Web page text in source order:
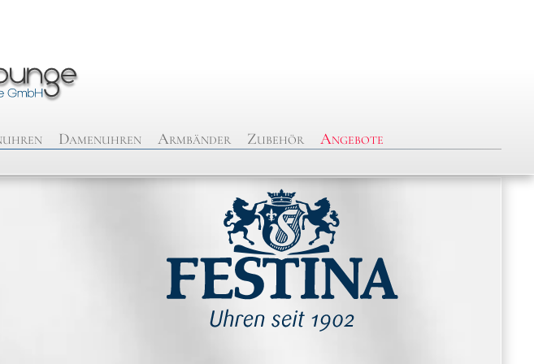
Damenuhren Armbänder Zubehör Angebote